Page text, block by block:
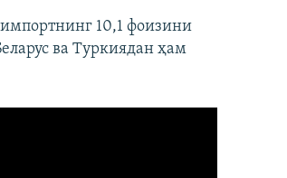
10,1 фоизини
ва Туркиядан ҳам